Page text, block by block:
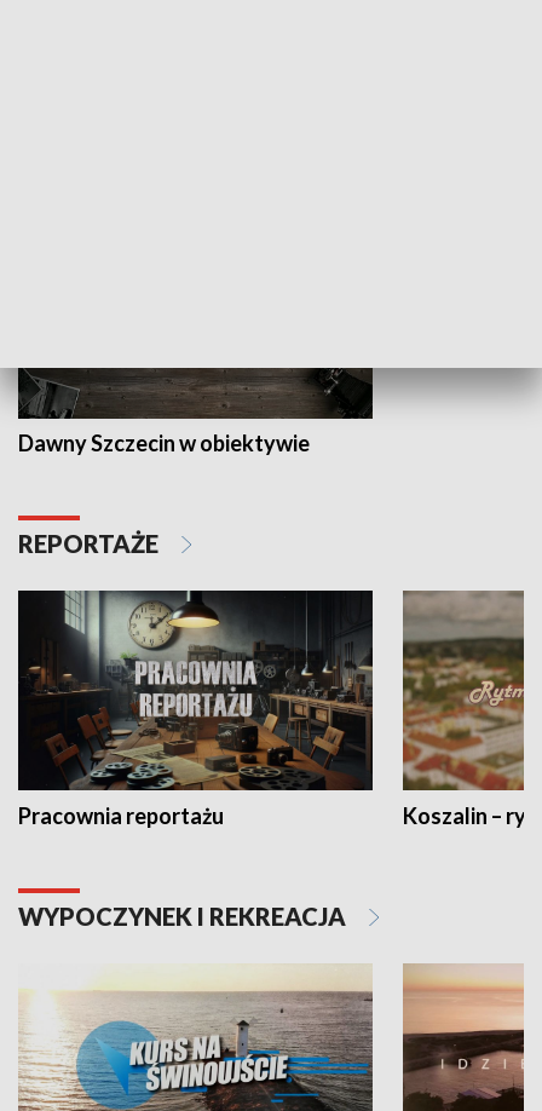
Dawny Szczecin w obiektywie
REPORTAŻE
Pracownia reportażu Koszalin –
WYPOCZYNEK I REKREACJA